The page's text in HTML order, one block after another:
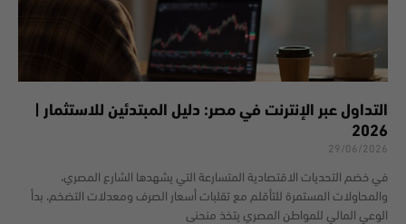
التداول عبر الإنترنت في مصر: دليل المبتدئين للاستثمار |
2026
29/06/2026
في خضم التحديات الاقتصادية المتسارعة التي يشهدها الشارع المصري،
والمحاولات المستمرة للتأقلم مع تقلبات أسعار الصرف ومعدلات التضخم، بدأ
الوعي المالي للمواطن المصري يتخذ منحنى